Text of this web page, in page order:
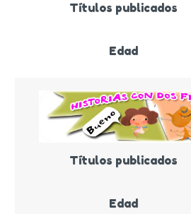
Títulos publicados
Edad
Títulos publicados
Edad